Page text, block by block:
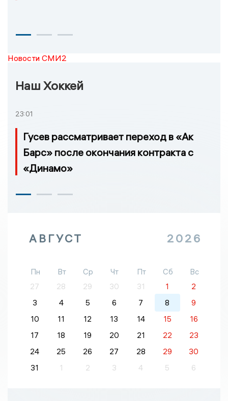
Новости СМИ2
Наш Хоккей
23:01
Гусев рассматривает переход в «Ак
Барс» после окончания контракта с
«Динамо»
АВГУСТ 2026
Пн Вт Ср Чт Пт Сб
Вс
27
28 29 30 31 1
2
3
4 5 6 7 8
9
10
11 12 13 14 15
16
17
18 19 20 21 22
23
24
25 26 27 28 29
30
31
1 2 3 4 5 6